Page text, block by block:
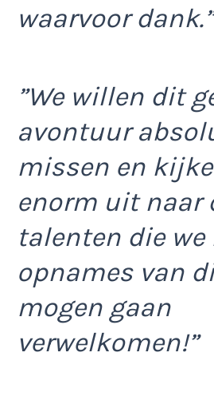
waarvoor dank.”
”We willen dit
avontuur
missen en
enorm uit naar
talenten die we
opnames van
mogen gaan
verwelkomen!”